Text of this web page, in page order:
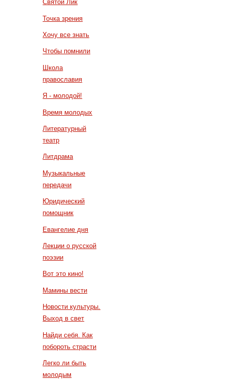
Святой Лик
Точка зрения
Хочу все знать
Чтобы помнили
Школа
православия
Я - молодой!
Время молодых
Литературный
театр
Литдрама
Музыкальные
передачи
Юридический
помощник
Евангелие дня
Лекции о русской
поэзии
Вот это кино!
Мамины вести
Новости культуры.
Выход в свет
Найди себя. Как
побороть страсти
Легко ли быть
молодым